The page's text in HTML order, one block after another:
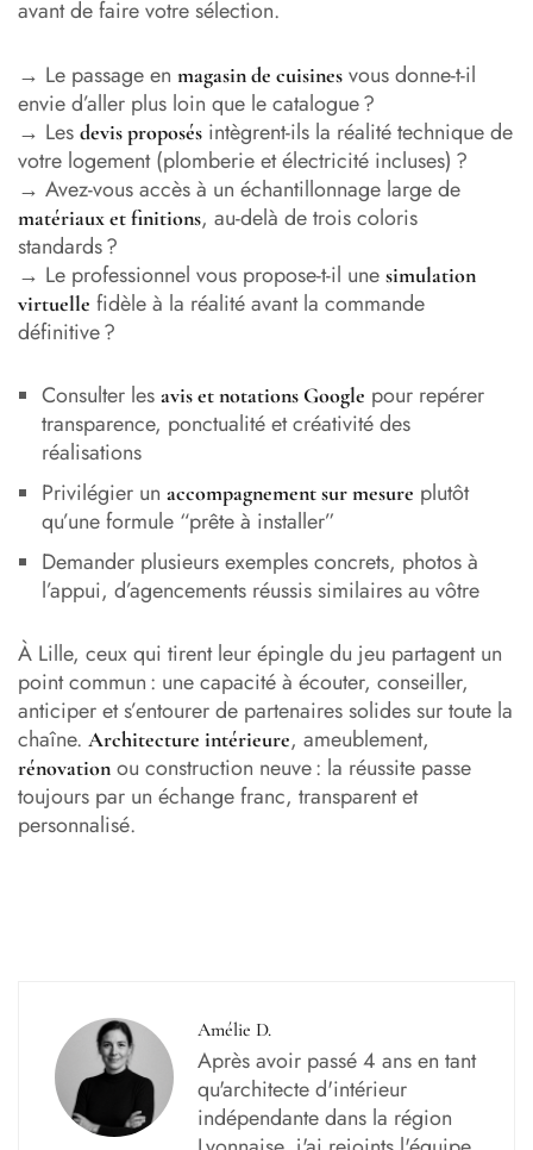
avant de faire votre sélection.
→ Le passage en magasin de cuisines vous donne-t-il
envie d’aller plus loin que le catalogue ?
→ Les devis proposés intègrent-ils la réalité technique de
votre logement (plomberie et électricité incluses) ?
→ Avez-vous accès à un échantillonnage large de
matériaux et finitions, au-delà de trois coloris
standards ?
→ Le professionnel vous propose-t-il une simulation
virtuelle fidèle à la réalité avant la commande
définitive ?
Consulter les avis et notations Google pour repérer
transparence, ponctualité et créativité des
réalisations
Privilégier un accompagnement sur mesure plutôt
qu’une formule “prête à installer”
Demander plusieurs exemples concrets, photos à
l’appui, d’agencements réussis similaires au vôtre
À Lille, ceux qui tirent leur épingle du jeu partagent un
point commun : une capacité à écouter, conseiller,
anticiper et s’entourer de partenaires solides sur toute la
chaîne. Architecture intérieure, ameublement,
rénovation ou construction neuve : la réussite passe
toujours par un échange franc, transparent et
personnalisé.
Amélie D.
Après avoir passé 4 ans en tant
qu'architecte d'intérieur
indépendante dans la région